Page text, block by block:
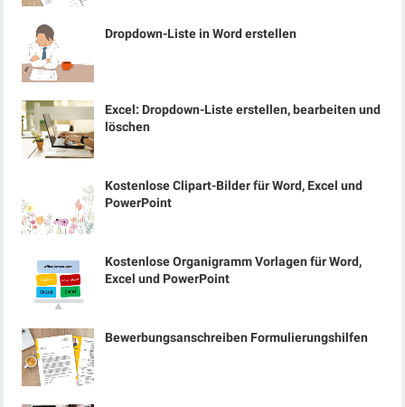
Dropdown-Liste in Word erstellen
Excel: Dropdown-Liste erstellen, bearbeiten und
löschen
Kostenlose Clipart-Bilder für Word, Excel und
PowerPoint
Kostenlose Organigramm Vorlagen für Word,
Excel und PowerPoint
Bewerbungsanschreiben Formulierungshilfen